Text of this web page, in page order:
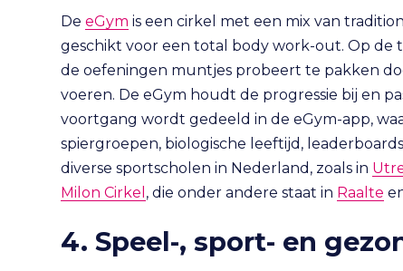
De eGym is een cirkel met een mix van
geschikt voor een total body work-out. Op de
de oefeningen muntjes probeert te pakken
voeren. De eGym houdt de progressie bij en
voortgang wordt gedeeld in de eGym-app,
spiergroepen, biologische leeftijd,
diverse sportscholen in Nederland, zoals in
Milon Cirkel , die onder andere staat in Raalte
4. Speel-, sport- en